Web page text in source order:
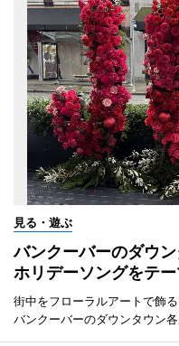
見る・遊ぶ
バンクーバーのダウ
ホリデーソングをテ
街中をフローラルアートで飾
バンクーバーのダウンタウン各